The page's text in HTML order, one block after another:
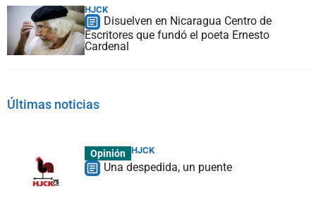
HJCK
Disuelven en Nicaragua Centro de
Escritores que fundó el poeta Ernesto
Cardenal
Últimas noticias
Opinión HJCK
Una despedida, un puente